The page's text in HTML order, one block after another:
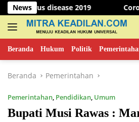
Langsung
ke
konten
News
disease 2019 Coronavirus
Beranda Hukum Politik
Beranda Pemerintahan
Pemerintahan, Pendidikan, Umum
Bupati Musi Rawas :